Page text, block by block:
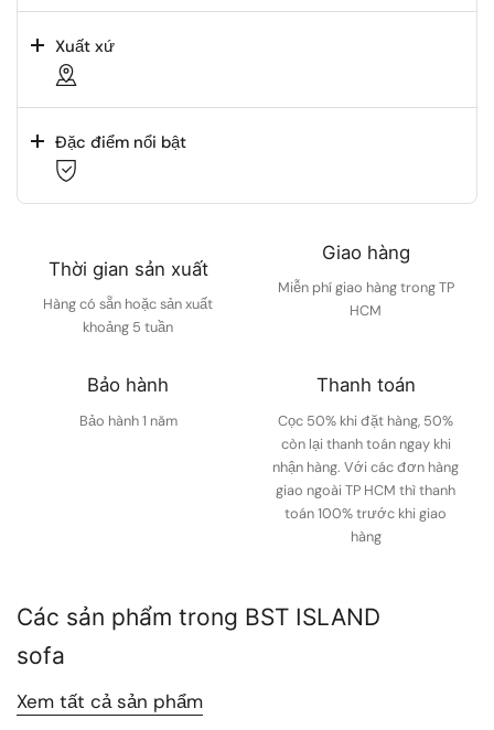
Xuất xứ
Đặc điểm nổi bật
Thời gian sản xuất
Hàng có sẵn hoặc sản xuất
khoảng 5 tuần
Giao hàng
Miễn phí giao hàng trong TP
HCM
Bảo hành
Bảo hành 1 năm
Thanh toán
Cọc 50% khi đặt hàng, 50%
còn lại thanh toán ngay khi
nhận hàng. Với các đơn hàng
giao ngoài TP HCM thì thanh
toán 100% trước khi giao
hàng
Các sản phẩm trong BST ISLAND
sofa
Xem tất cả sản phẩm